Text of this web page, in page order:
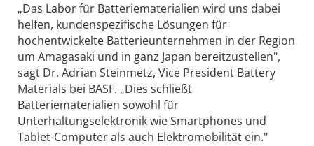
„Das Labor für Batteriematerialien wird uns dabei
helfen, kundenspezifische Lösungen für
hochentwickelte Batterieunternehmen in der Region
um Amagasaki und in ganz Japan bereitzustellen",
sagt Dr. Adrian Steinmetz, Vice President Battery
Materials bei BASF. „Dies schließt
Batteriematerialien sowohl für
Unterhaltungselektronik wie Smartphones und
Tablet-Computer als auch Elektromobilität ein."